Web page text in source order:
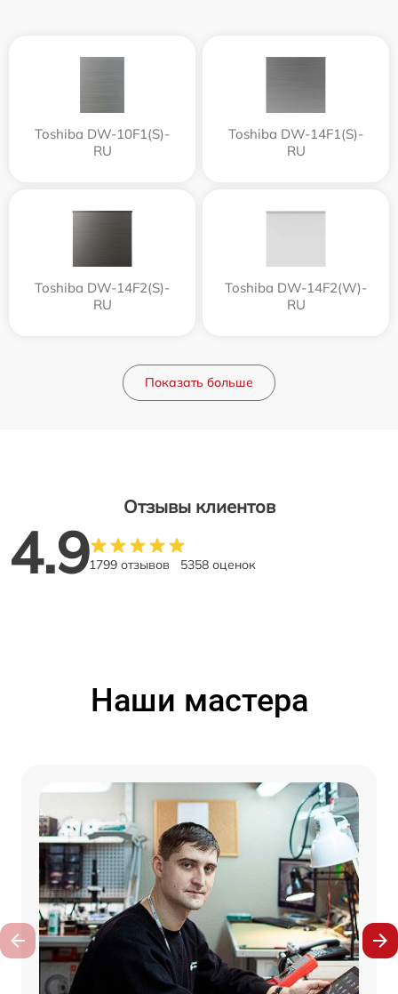
Toshiba DW-10F1(S)-
RU
Toshiba DW-14F1(S)-
RU
Toshiba DW-14F2(S)-
RU
Toshiba DW-14F2(W)-
RU
Показать больше
Отзывы клиентов
4.91799 отзывов 5358 оценок
Наши мастера